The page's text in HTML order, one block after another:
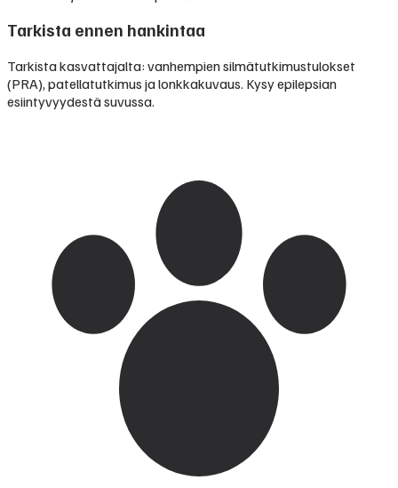
Tarkista ennen hankintaa
Tarkista kasvattajalta: vanhempien silmätutkimustulokset
(PRA), patellatutkimus ja lonkkakuvaus. Kysy epilepsian
esiintyvyydestä suvussa.